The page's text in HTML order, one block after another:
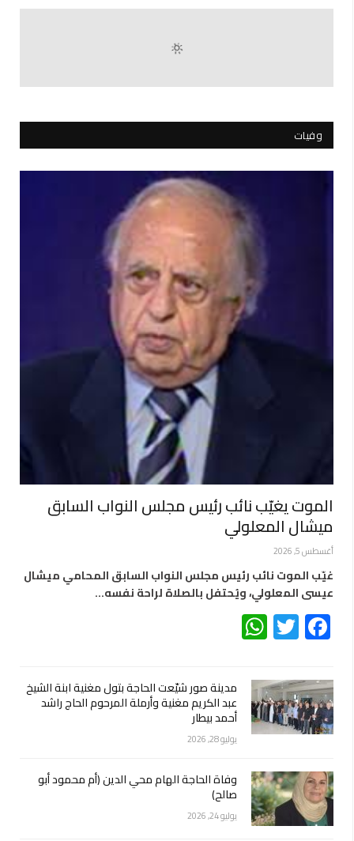
وفيات
الموت يغيّب نائب رئيس مجلس النواب السابق
ميشال المعلولي
أغسطس 5, 2026
غيّب الموت نائب رئيس مجلس النواب السابق المحامي ميشال
عيسى المعلولي، ويُحتفل بالصلاة لراحة نفسه…
Facebook
Twitter
مدينة صور شيّعت الحاجة بتول مغنية ابنة الشيخ
عبد الكريم مغنية وأرملة المرحوم الحاج راشد
أحمد بيطار
يوليو 28, 2026
وفاة الحاجة الهام محي الدين (أم محمود أبو
صالح)
يوليو 24, 2026